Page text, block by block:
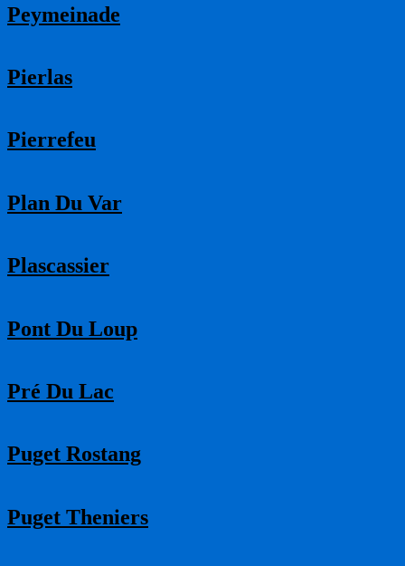
Peymeinade
Pierlas
Pierrefeu
Plan Du Var
Plascassier
Pont Du Loup
Pré Du Lac
Puget Rostang
Puget Theniers